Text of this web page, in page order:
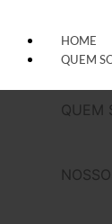
HOME
QUEM
QUEM